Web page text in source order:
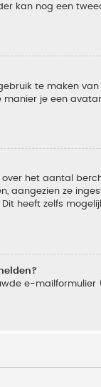
kan nog een
te maken
je een
het aantal
aangezien ze
heeft zelfs
e-